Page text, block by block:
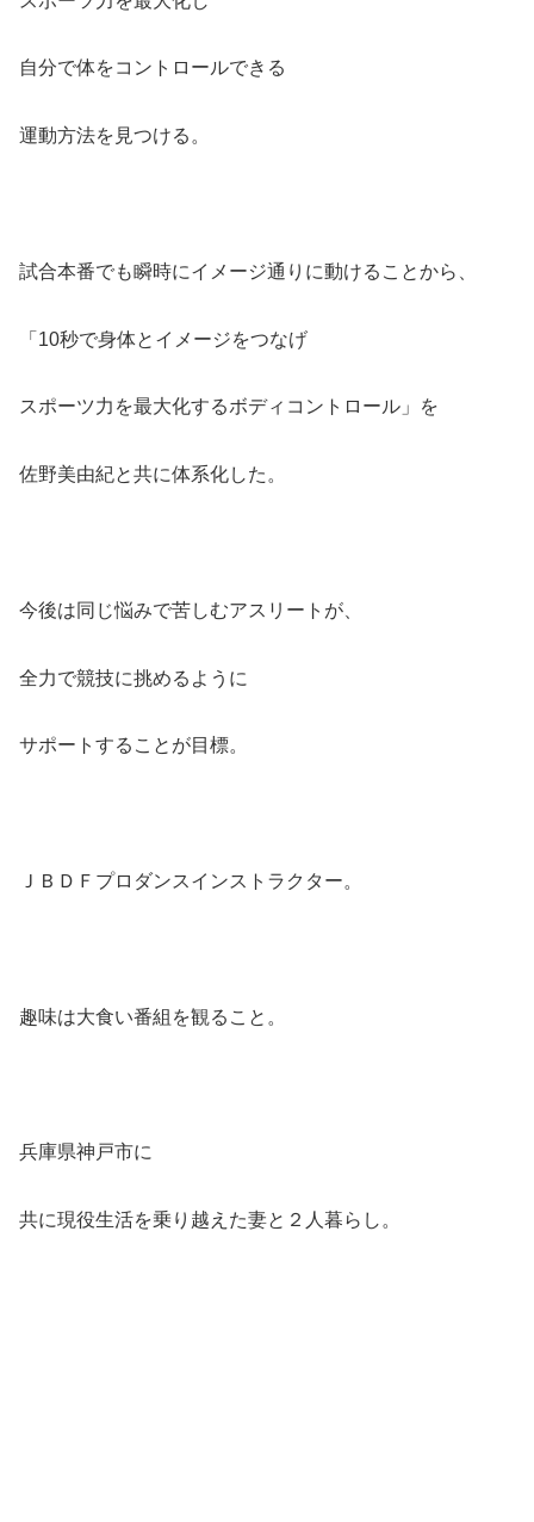
自分で体をコントロールできる
運動方法を見つける。
試合本番でも瞬時にイメージ通りに動けることから、
「10秒で身体とイメージをつなげ
スポーツ力を最大化するボディコントロール」を
佐野美由紀と共に体系化した。
今後は同じ悩みで苦しむアスリートが、
全力で競技に挑めるように
サポートすることが目標。
ＪＢＤＦプロダンスインストラクター。
趣味は大食い番組を観ること。
兵庫県神戸市に
共に現役生活を乗り越えた妻と２人暮らし。